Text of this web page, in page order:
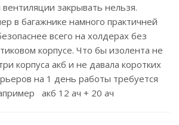
закрывать нельзя.
в багажнике намного практичней
всего на холдерах без
корпусе. Что бы изолента не
корпуса акб и не давала коротких
на 1 день работы требуется
акб 12 ач + 20 ач